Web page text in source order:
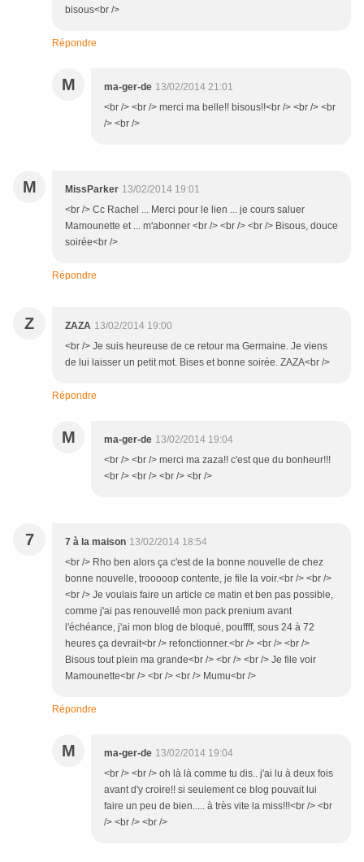
bisous<br />
Répondre
M ma-ger-de 13/02/2014 21:01
<br /> <br /> merci ma belle!! bisous!!<br /> <br /> <br
/> <br />
M MissParker 13/02/2014 19:01
<br /> Cc Rachel ... Merci pour le lien ... je cours saluer
Mamounette et ... m'abonner <br /> <br /> <br /> Bisous, douce
soirée<br />
Répondre
Z ZAZA 13/02/2014 19:00
<br /> Je suis heureuse de ce retour ma Germaine. Je viens
de lui laisser un petit mot. Bises et bonne soirée. ZAZA<br />
Répondre
M ma-ger-de 13/02/2014 19:04
<br /> <br /> merci ma zaza!! c'est que du bonheur!!!
<br /> <br /> <br /> <br />
7 7 à la maison 13/02/2014 18:54
<br /> Rho ben alors ça c'est de la bonne nouvelle de chez
bonne nouvelle, trooooop contente, je file la voir.<br /> <br />
<br /> Je voulais faire un article ce matin et ben pas possible,
comme j'ai pas renouvellé mon pack prenium avant
l'échéance, j'ai mon blog de bloqué, pouffff, sous 24 à 72
heures ça devrait<br /> refonctionner.<br /> <br /> <br />
Bisous tout plein ma grande<br /> <br /> <br /> Je file voir
Mamounette<br /> <br /> <br /> Mumu<br />
Répondre
M ma-ger-de 13/02/2014 19:04
<br /> <br /> oh là là comme tu dis.. j'ai lu à deux fois
avant d'y croire!! si seulement ce blog pouvait lui
faire un peu de bien..... à très vite la miss!!!<br /> <br
/> <br /> <br />